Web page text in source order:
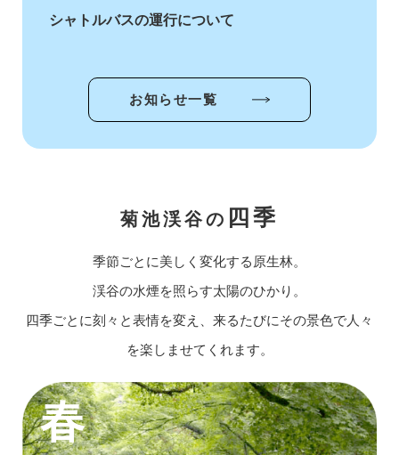
シャトルバスの運行について
お知らせ一覧
菊池渓谷の 四季
季節ごとに美しく変化する原生林。
渓谷の水煙を照らす太陽のひかり。
四季ごとに刻々と表情を変え、来るたびにその景色で人々
を楽しませてくれます。
春